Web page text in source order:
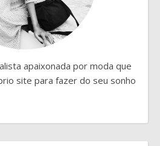
apaixonada por moda que
site para fazer do seu sonho